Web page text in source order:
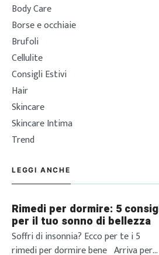
Body Care
Borse e occhiaie
Brufoli
Cellulite
Consigli Estivi
Hair
Skincare
Skincare Intima
Trend
LEGGI ANCHE
Rimedi per dormire: 5 consigli
per il tuo sonno di bellezza
Soffri di insonnia? Ecco per te i 5
rimedi per dormire bene Arriva per